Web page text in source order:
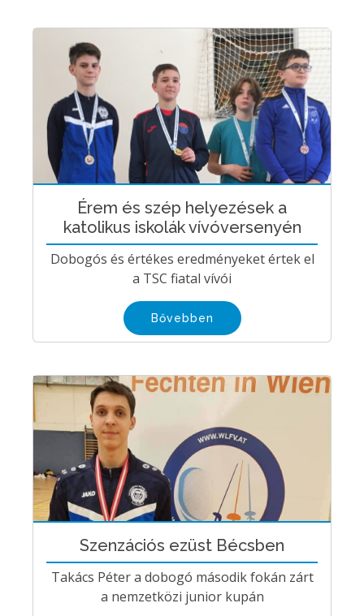
Érem és szép helyezések a
katolikus iskolák vívóversenyén
Dobogós és értékes eredményeket értek el
a TSC fiatal vívói
Bővebben
Szenzációs ezüst Bécsben
Takács Péter a dobogó második fokán zárt
a nemzetközi junior kupán